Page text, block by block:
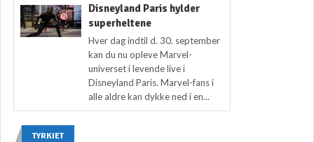
Disneyland Paris hylder
superheltene
Hver dag indtil d. 30. september
kan du nu opleve Marvel-
universet i levende live i
Disneyland Paris. Marvel-fans i
alle aldre kan dykke ned i en...
TYRKIET